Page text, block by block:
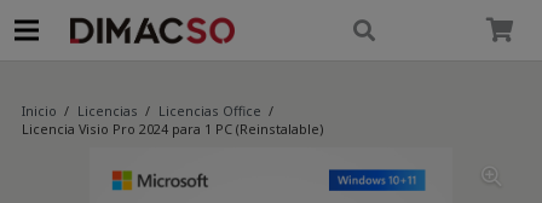
Inicio / Licencias / Licencias Office /
Licencia Visio Pro 2024 para 1 PC (Reinstalable)
modal-check